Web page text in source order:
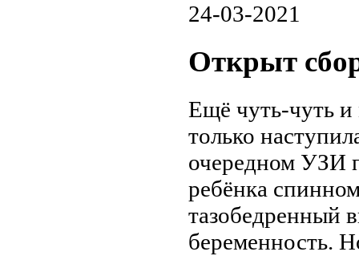
24-03-2021
Открыт
Ещё чуть-чуть
только
очередном УЗИ
ребёнка
тазобедренный
беременность.